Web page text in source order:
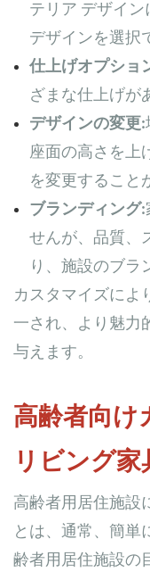
テリア デザイン
デザインを選択
仕上げオプショ
ざまな仕上げが
デザインの変更:
座面の高さを上
を変更すること
ブランディング:
せんが、品質、
り、施設のブラ
カスタマイズによ
一され、より魅力
与えます。
高齢者向け
リビング家
高齢者用居住施設
とは、通常、簡単
齢者用居住施設の